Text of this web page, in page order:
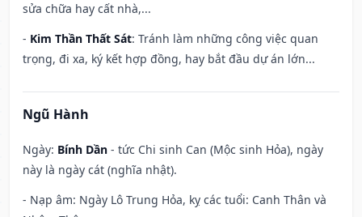
sửa chữa hay cất nhà,...
- Kim Thần Thất Sát: Tránh làm những công việc quan
trọng, đi xa, ký kết hợp đồng, hay bắt đầu dự án lớn...
Ngũ Hành
Ngày: Bính Dần - tức Chi sinh Can (Mộc sinh Hỏa), ngày
này là ngày cát (nghĩa nhật).
- Nạp âm: Ngày Lô Trung Hỏa, kỵ các tuổi: Canh Thân và